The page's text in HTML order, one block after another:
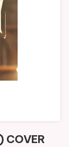
COVER